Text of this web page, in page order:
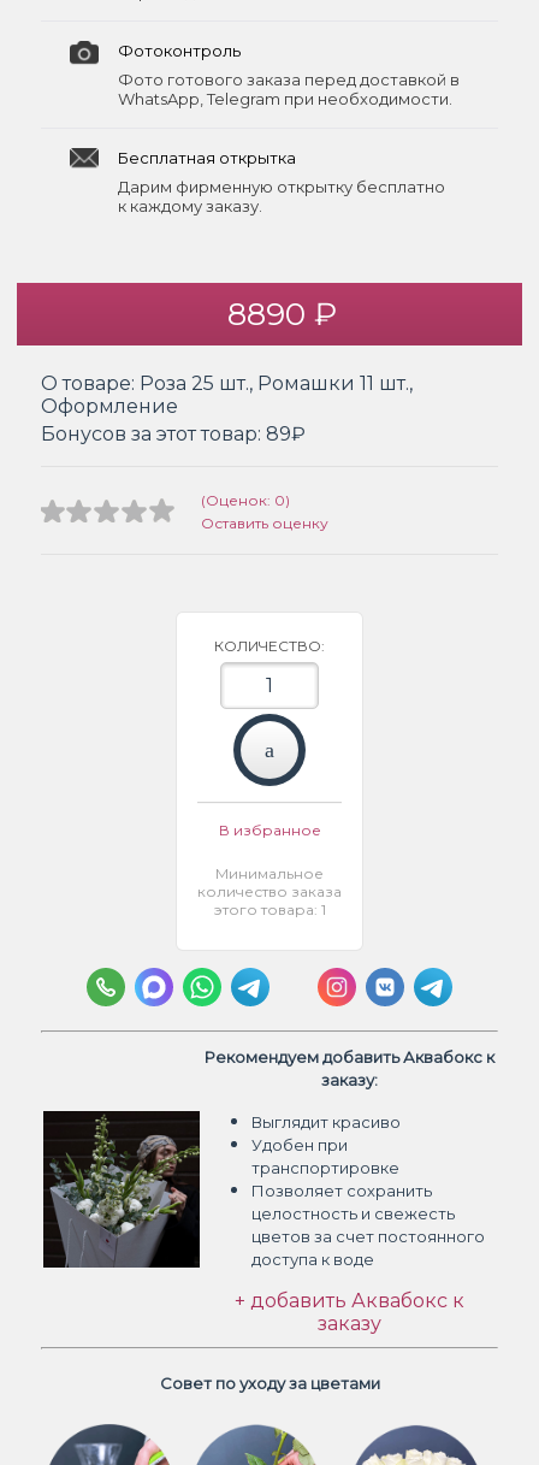
Фотоконтроль
Фото готового заказа перед доставкой в
WhatsApp, Telegram при необходимости.
Бесплатная открытка
Дарим фирменную открытку бесплатно
к каждому заказу.
8890 ₽
О товаре: Роза 25 шт., Ромашки 11 шт.,
Оформление
Бонусов за этот товар: 89₽
(Оценок: 0)
Оставить оценку
КОЛИЧЕСТВО:
В избранное
Минимальное
количество заказа
этого товара: 1
Рекомендуем добавить Аквабокс к
заказу:
Выглядит красиво
Удобен при
транспортировке
Позволяет сохранить
целостность и свежесть
цветов за счет постоянного
доступа к воде
+ добавить Аквабокс к
заказу
Совет по уходу за цветами